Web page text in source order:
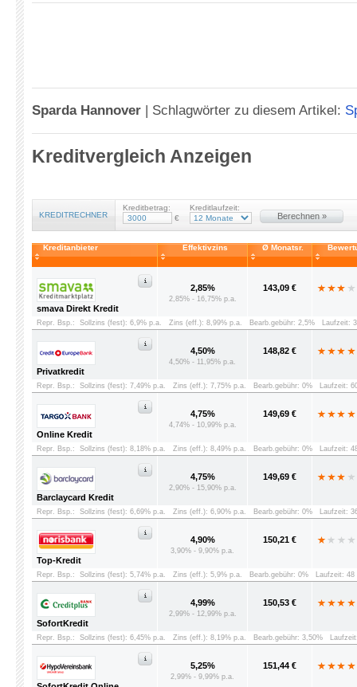
Sparda Hannover | Schlagwörter zu diesem Artikel:
Kreditvergleich Anzeigen
KREDITRECHNER
Kreditbetrag:
€
Kreditlaufzeit:
Berechnen »
Kreditanbieter Effektivzins Ø Monatsr.
smava Direkt Kredit
2,85%
2,85% - 16,75% p.a.
143,09 €
Repr. Bsp.: Sollzins (fest): 6,9% p.a. Zins (eff.): 8,99% p.a. Bearb.gebühr: 2,5% Laufzeit:
Privatkredit
4,50%
4,50% - 11,95% p.a.
148,82 €
Repr. Bsp.: Sollzins (fest): 7,49% p.a. Zins (eff.): 7,75% p.a. Bearb.gebühr: 0% Laufzeit:
Online Kredit
4,75%
4,74% - 10,99% p.a.
149,69 €
Repr. Bsp.: Sollzins (fest): 8,18% p.a. Zins (eff.): 8,49% p.a. Bearb.gebühr: 0% Laufzeit:
Barclaycard Kredit
4,75%
2,90% - 15,90% p.a.
149,69 €
Repr. Bsp.: Sollzins (fest): 6,69% p.a. Zins (eff.): 6,90% p.a. Bearb.gebühr: 0% Laufzeit:
Top-Kredit
4,90%
3,90% - 9,90% p.a.
150,21 €
Repr. Bsp.: Sollzins (fest): 5,74% p.a. Zins (eff.): 5,9% p.a. Bearb.gebühr: 0% Laufzeit: 48
SofortKredit
4,99%
2,99% - 12,99% p.a.
150,53 €
Repr. Bsp.: Sollzins (fest): 6,45% p.a. Zins (eff.): 8,19% p.a. Bearb.gebühr: 3,50%
5,25%
2,99% - 9,99% p.a.
151,44 €